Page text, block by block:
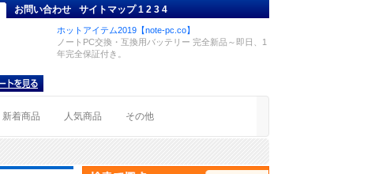
お問い合わせ サイトマップ 1234
ホットアイテム2019【note-pc.co】
ノートPC交換・互換用バッテリー 完全新品～即日、1
年完全保証付き。
新着商品 人気商品 その他